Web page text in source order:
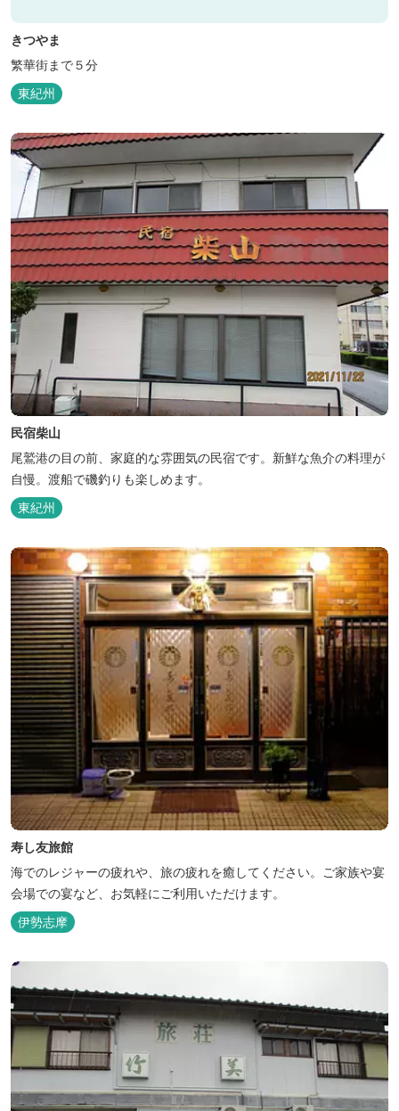
きつやま
繁華街まで５分
東紀州
民宿柴山
尾鷲港の目の前、家庭的な雰囲気の民宿です。新鮮な魚介の料理が
自慢。渡船で磯釣りも楽しめます。
東紀州
寿し友旅館
海でのレジャーの疲れや、旅の疲れを癒してください。ご家族や宴
会場での宴など、お気軽にご利用いただけます。
伊勢志摩